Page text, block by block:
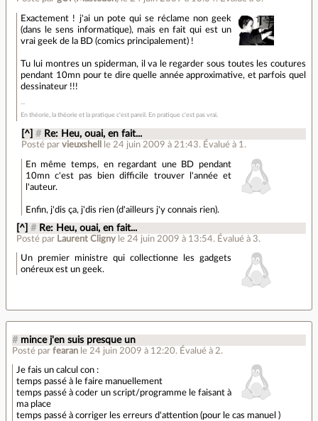
Exactement ! j'ai un pote qui se réclame non geek
(dans le sens informatique), mais en fait qui est un
vrai geek de la BD (comics principalement) !
Tu lui montres un spiderman, il va le regarder sous toutes les coutures
pendant 10mn pour te dire quelle année approximative, et parfois quel
dessinateur !!!
En théorie, la théorie et la pratique c'est pareil. En pratique c'est pas vrai.
[^] # Re: Heu, ouai, en fait...
Posté par vieuxshell le 24 juin 2009 à 21:43. Évalué à 1 .
En même temps, en regardant une BD pendant
10mn c'est pas bien difficile trouver l'année et
l'auteur.
Enfin, j'dis ça, j'dis rien (d'ailleurs j'y connais rien).
[^] # Re: Heu, ouai, en fait...
Posté par Laurent Cligny le 24 juin 2009 à 13:54. Évalué à 3.
Un premier ministre qui collectionne les gadgets
onéreux est un geek.
# mince j'en suis presque un
Posté par fearan le 24 juin 2009 à 12:20. Évalué à 2.
Je fais un calcul con :
temps passé à le faire manuellement
temps passé à coder un script/programme le faisant à
ma place
temps passé à corriger les erreurs d'attention (pour le cas manuel )